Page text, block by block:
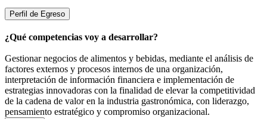
Perfil de Egreso
¿Qué competencias voy a desarrollar?
Gestionar negocios de alimentos y bebidas, mediante el análisis de
factores externos y procesos internos de una organización,
interpretación de información financiera e implementación de
estrategias innovadoras con la finalidad de elevar la competitividad
de la cadena de valor en la industria gastronómica, con liderazgo,
pensamiento estratégico y compromiso organizacional.